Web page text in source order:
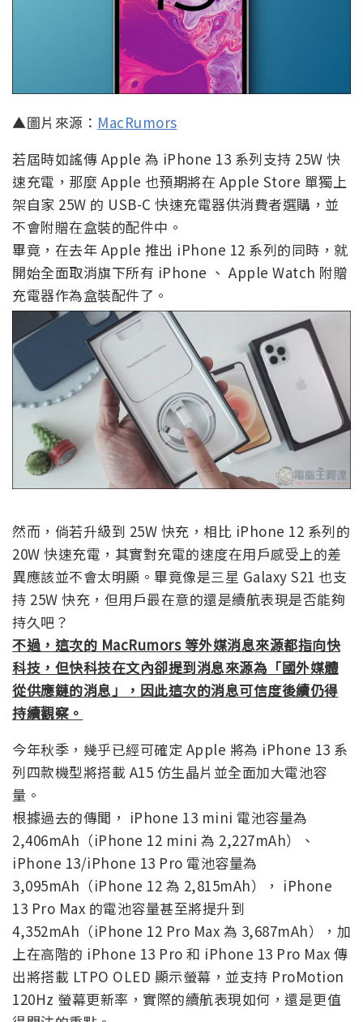
▲圖片來源： MacRumors
若屆時如謠傳 Apple 為 iPhone 13 系列支持 25W 快
速充電，那麼 Apple 也預期將在 Apple Store 單獨上
架自家 25W 的 USB-C 快速充電器供消費者選購，並
不會附贈在盒裝的配件中。
畢竟，在去年 Apple 推出 iPhone 12 系列的同時，就
開始全面取消旗下所有 iPhone 、 Apple Watch 附贈
充電器作為盒裝配件了。
然而，倘若升級到 25W 快充，相比 iPhone 12 系列的
20W 快速充電，其實對充電的速度在用戶感受上的差
異應該並不會太明顯。畢竟像是三星 Galaxy S21 也支
持 25W 快充，但用戶最在意的還是續航表現是否能夠
持久吧？
不過，這次的 MacRumors 等外媒消息來源都指向快
科技，但快科技在文內卻提到消息來源為「國外媒體
從供應鏈的消息」，因此這次的消息可信度後續仍得
持續觀察。
今年秋季，幾乎已經可確定 Apple 將為 iPhone 13 系
列四款機型將搭載 A15 仿生晶片並全面加大電池容
量。
根據過去的傳聞， iPhone 13 mini 電池容量為
2,406mAh（iPhone 12 mini 為 2,227mAh）、
iPhone 13/iPhone 13 Pro 電池容量為
3,095mAh（iPhone 12 為 2,815mAh）， iPhone
13 Pro Max 的電池容量甚至將提升到
4,352mAh（iPhone 12 Pro Max 為 3,687mAh），加
上在高階的 iPhone 13 Pro 和 iPhone 13 Pro Max 傳
出將搭載 LTPO OLED 顯示螢幕，並支持 ProMotion
120Hz 螢幕更新率，實際的續航表現如何，還是更值